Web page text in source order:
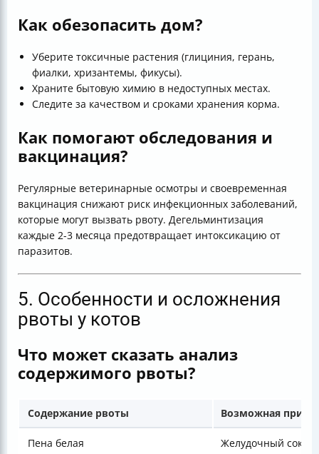
Как обезопасить дом?
Уберите токсичные растения (глициния, герань,
фиалки, хризантемы, фикусы).
Храните бытовую химию в недоступных местах.
Следите за качеством и сроками хранения корма.
Как помогают обследования и
вакцинация?
Регулярные ветеринарные осмотры и своевременная
вакцинация снижают риск инфекционных заболеваний,
которые могут вызвать рвоту. Дегельминтизация
каждые 2-3 месяца предотвращает интоксикацию от
паразитов.
5. Особенности и осложнения
рвоты у котов
Что может сказать анализ
содержимого рвоты?
Содержание рвоты Возможная
Пена белая Желудочный сок,